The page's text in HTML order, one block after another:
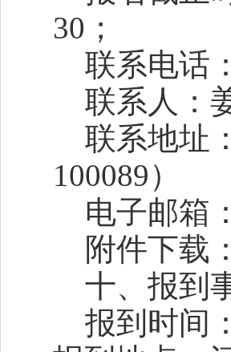
30；
联系电话
联系人：
联系地址
100089）
电子邮箱
附件下载
十、报到
报到时间